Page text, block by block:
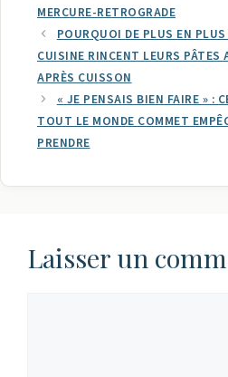
MERCURE-RETROGRADE
POURQUOI DE PLUS EN
CUISINE RINCENT LEURS PÂTES
APRÈS CUISSON
« JE PENSAIS BIEN FAIRE » :
TOUT LE MONDE COMMET
PRENDRE
Laisser un